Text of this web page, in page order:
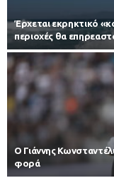
Έρχεται εκρηκτικό
περιοχές θα
Ο Γιάννης
φορά